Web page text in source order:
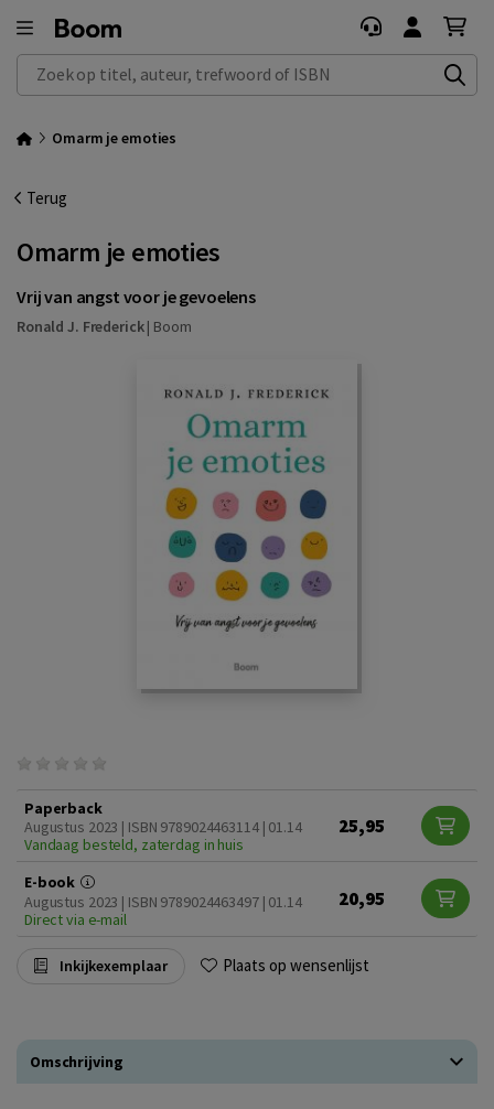
Zoek op titel, auteur, trefwoord of ISBN
Omarm je emoties
Terug
Omarm je emoties
Vrij van angst voor je gevoelens
Ronald J. Frederick| Boom
Paperback
Augustus 2023 | ISBN 9789024463114 | 01.14
Vandaag besteld, zaterdag in huis
25,95
E-book
Augustus 2023 | ISBN 9789024463497 | 01.14
Direct via e-mail
20,95
Inkijkexemplaar Plaats op wensenlijst
Omschrijving